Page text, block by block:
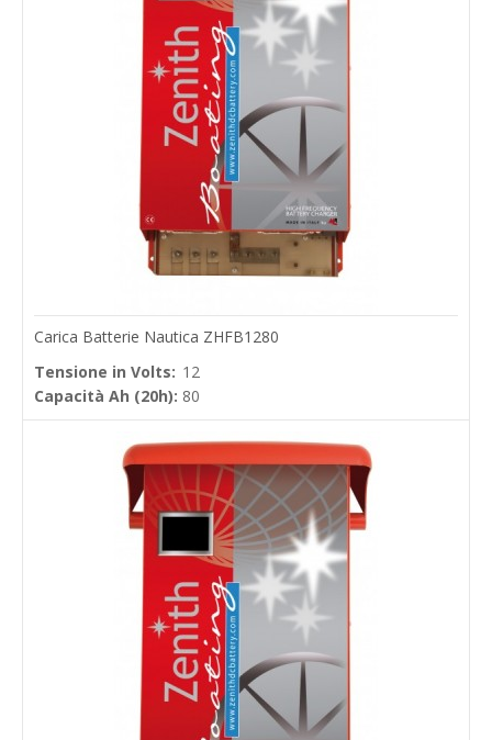
Carica Batterie Nautica ZHFB1280
Tensione in Volts: 12
Capacità Ah (20h): 80